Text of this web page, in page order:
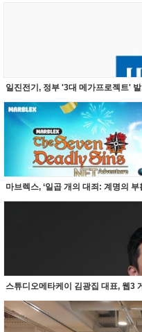
일진전기, 정부 '3대 메가프로젝트'
마브렉스, ‘일곱 개의 대죄: 계명의 부
스튜디오메타케이 김광집 대표, 웹3